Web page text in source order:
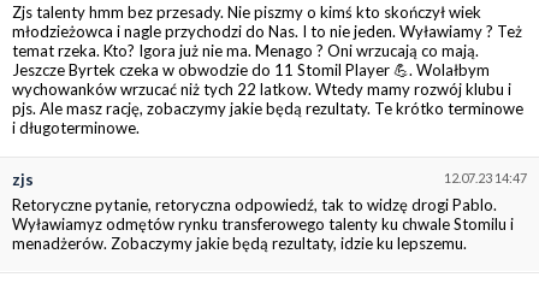
Zjs talenty hmm bez przesady. Nie piszmy o kimś kto skończył wiek
młodzieżowca i nagle przychodzi do Nas. I to nie jeden. Wyławiamy ? Też
temat rzeka. Kto? Igora już nie ma. Menago ? Oni wrzucają co mają.
Jeszcze Byrtek czeka w obwodzie do 11 Stomil Player 💪. Wolałbym
wychowanków wrzucać niż tych 22 latkow. Wtedy mamy rozwój klubu i
pjs. Ale masz rację, zobaczymy jakie będą rezultaty. Te krótko terminowe
i długoterminowe.
12.07.23 14:47
zjs
Retoryczne pytanie, retoryczna odpowiedź, tak to widzę drogi Pablo.
Wyławiamyz odmętów rynku transferowego talenty ku chwale Stomilu i
menadżerów. Zobaczymy jakie będą rezultaty, idzie ku lepszemu.